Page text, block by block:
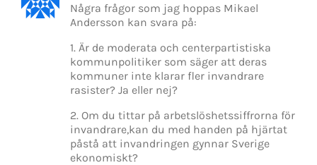
Några frågor som jag hoppas Mikael
Andersson kan svara på:
1. Är de moderata och centerpartistiska
kommunpolitiker som säger att deras
kommuner inte klarar fler invandrare
rasister? Ja eller nej?
2. Om du tittar på arbetslöshetssiffrorna för
invandrare,kan du med handen på hjärtat
påstå att invandringen gynnar Sverige
ekonomiskt?